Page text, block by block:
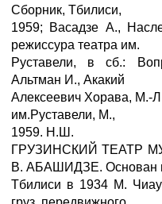
Сборник, Тбилиси,
1959; Васадзе А.,
режиссура театра им.
Руставели, в сб.:
Альтман И., Акакий
Алексеевич Хорава, М.-
им.Руставели, М.,
1959. Н.Ш.
ГРУЗИНСКИЙ ТЕАТР
В. АБАШИДЗЕ. Основан
Тбилиси в 1934 М.